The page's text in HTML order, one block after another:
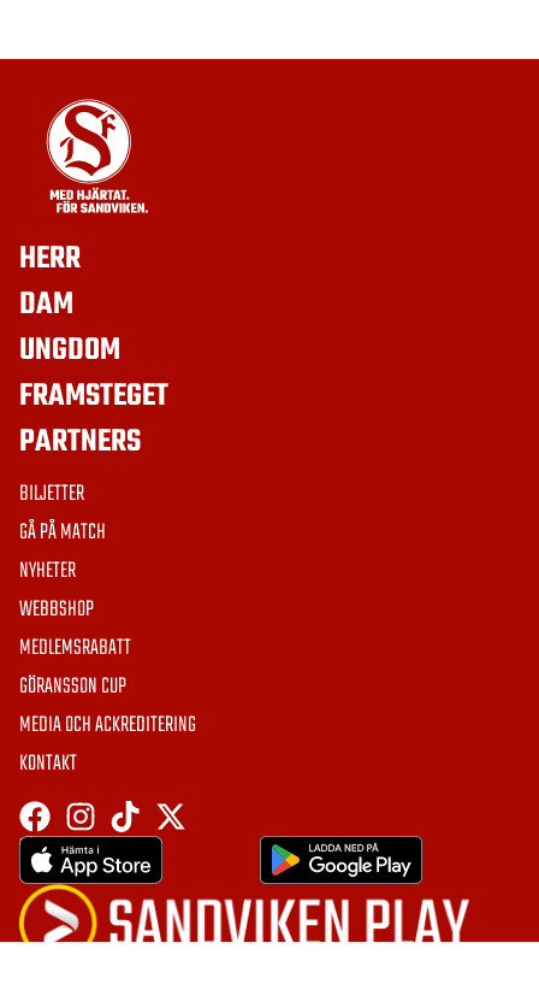
HERR
DAM
UNGDOM
FRAMSTEGET
PARTNERS
BILJETTER
GÅ PÅ MATCH
NYHETER
WEBBSHOP
MEDLEMSRABATT
GÖRANSSON CUP
MEDIA OCH ACKREDITERING
KONTAKT
HÄMTA APPEN